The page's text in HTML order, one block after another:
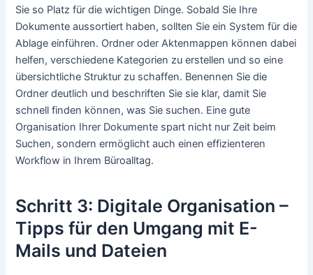
Sie so Platz für die wichtigen Dinge. Sobald Sie Ihre
Dokumente aussortiert haben, sollten Sie ein System für die
Ablage einführen. Ordner oder Aktenmappen können dabei
helfen, verschiedene Kategorien zu erstellen und so eine
übersichtliche Struktur zu schaffen. Benennen Sie die
Ordner deutlich und beschriften Sie sie klar, damit Sie
schnell finden können, was Sie suchen. Eine gute
Organisation Ihrer Dokumente spart nicht nur Zeit beim
Suchen, sondern ermöglicht auch einen effizienteren
Workflow in Ihrem Büroalltag.
Schritt 3: Digitale Organisation –
Tipps für den Umgang mit E-
Mails und Dateien